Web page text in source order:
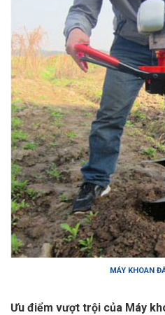
MÁY KHOAN
Ưu điểm vượt trội của Máy